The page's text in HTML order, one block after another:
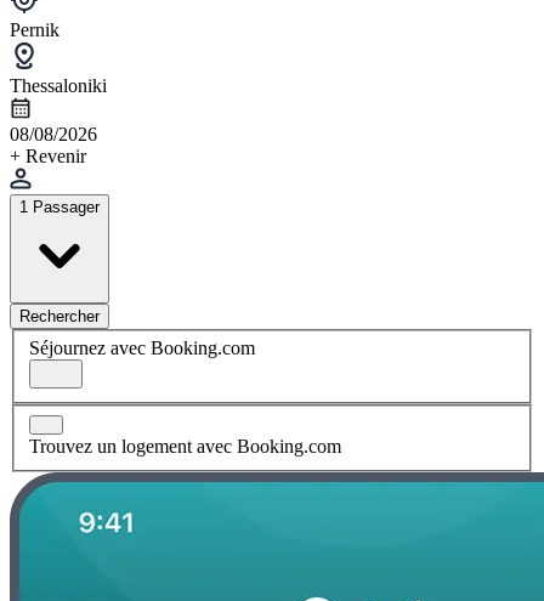
Pernik
Thessaloniki
08/08/2026
+ Revenir
1 Passager
Rechercher
Séjournez avec Booking.com
Trouvez un logement avec Booking.com